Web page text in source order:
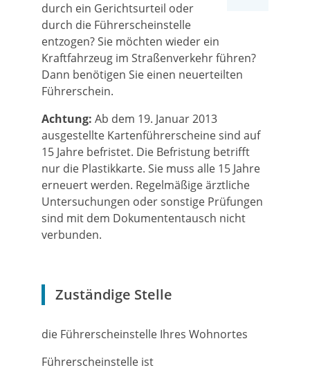
durch ein Gerichtsurteil oder
durch die Führerscheinstelle
entzogen? Sie möchten wieder ein
Kraftfahrzeug im Straßenverkehr führen?
Dann benötigen Sie einen neuerteilten
Führerschein.
Achtung: Ab dem 19. Januar 2013
ausgestellte Kartenführerscheine sind auf
15 Jahre befristet. Die Befristung betrifft
nur die Plastikkarte. Sie muss alle 15 Jahre
erneuert werden. Regelmäßige ärztliche
Untersuchungen oder sonstige Prüfungen
sind mit dem Dokumententausch nicht
verbunden.
Zuständige Stelle
die Führerscheinstelle Ihres Wohnortes
Führerscheinstelle ist